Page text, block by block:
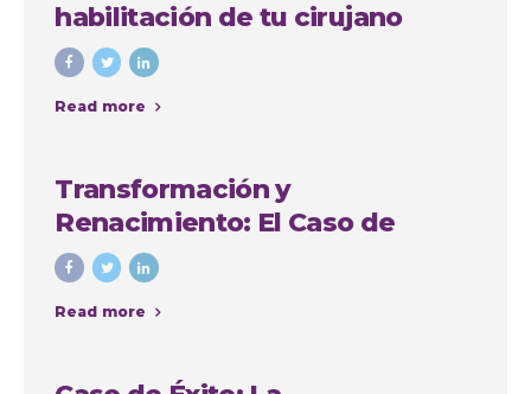
habilitación de tu cirujano
plástico en Antioquia
Read more
Transformación y
Renacimiento: El Caso de
Yadiris
Read more